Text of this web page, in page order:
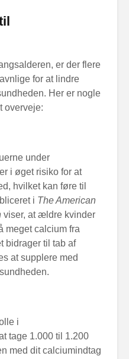
er der flere
for at lindre
Her er nogle
overveje:
under
i øget risiko for at
hvilket kan føre til
i The American
viser, at ældre kvinder
meget calcium fra
bidrager til tab af
at supplere med
i
tage 1.000 til 1.200
med dit calciumindtag